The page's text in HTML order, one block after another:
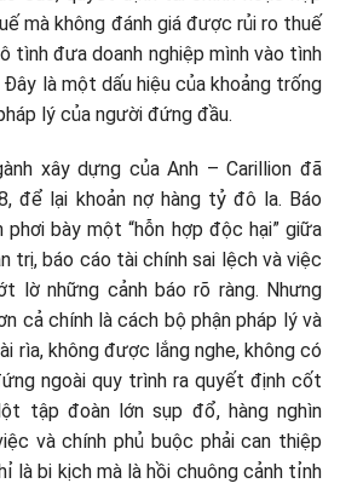
mà không đánh giá được rủi ro thuế
tình đưa doanh nghiệp mình vào tình
Đây là một dấu hiệu của khoảng trống
lý của người đứng đầu.
xây dựng của Anh – Carillion đã
để lại khoản nợ hàng tỷ đô la. Báo
phơi bày một “hỗn hợp độc hại” giữa
trị, báo cáo tài chính sai lệch và việc
lờ những cảnh báo rõ ràng. Nhưng
cả chính là cách bộ phận pháp lý và
rìa, không được lắng nghe, không có
ngoài quy trình ra quyết định cốt
tập đoàn lớn sụp đổ, hàng nghìn
và chính phủ buộc phải can thiệp
là bi kịch mà là hồi chuông cảnh tỉnh